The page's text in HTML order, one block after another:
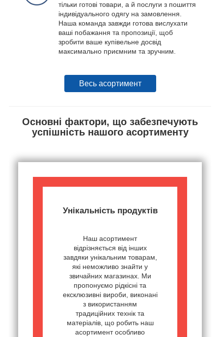
тільки готові товари, а й послуги з пошиття
індивідуального одягу на замовлення.
Наша команда завжди готова вислухати
ваші побажання та пропозиції, щоб
зробити ваше купівельне досвід
максимально приємним та зручним.
Весь асортимент
Основні фактори, що забезпечують
успішність нашого асортименту
Унікальність продуктів
Наш асортимент
відрізняється від інших
завдяки унікальним товарам,
які неможливо знайти у
звичайних магазинах. Ми
пропонуємо рідкісні та
ексклюзивні вироби, виконані
з використанням
традиційних технік та
матеріалів, що робить наш
асортимент особливо